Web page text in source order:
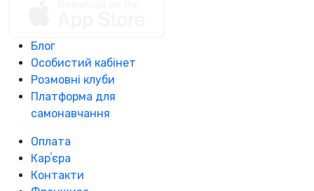
Блог
Особистий кабінет
Розмовні клуби
Платформа для
самонавчання
Оплата
Карʼєра
Контакти